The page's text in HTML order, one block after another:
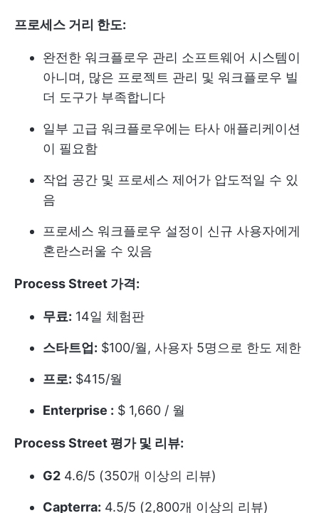
프로세스 거리 한도:
완전한 워크플로우 관리 소프트웨어 시스템이
아니며, 많은 프로젝트 관리 및 워크플로우 빌
더 도구가 부족합니다
일부 고급 워크플로우에는 타사 애플리케이션
이 필요함
작업 공간 및 프로세스 제어가 압도적일 수 있
음
프로세스 워크플로우 설정이 신규 사용자에게
혼란스러울 수 있음
Process Street 가격:
무료: 14일 체험판
스타트업: $100/월, 사용자 5명으로 한도 제한
프로: $415/월
Enterprise : $ 1,660 / 월
Process Street 평가 및 리뷰:
G2 4.6/5 (350개 이상의 리뷰)
Capterra: 4.5/5 (2,800개 이상의 리뷰)